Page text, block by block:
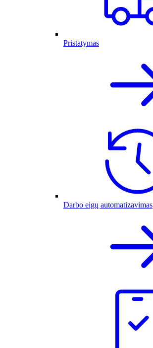
Pristatymas
Darbo eigų automatizavimas